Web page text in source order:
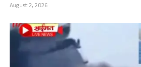
August 2, 2026